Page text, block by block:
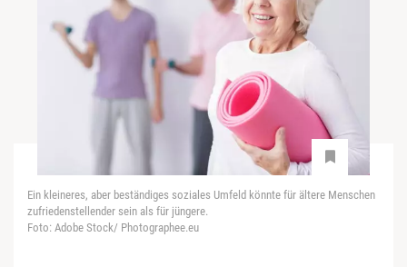
Ein kleineres, aber beständiges soziales Umfeld könnte für ältere Menschen
zufriedenstellender sein als für jüngere.
Foto: Adobe Stock/ Photographee.eu